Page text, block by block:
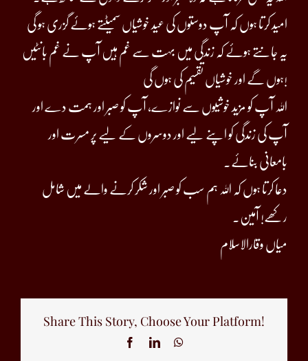
امید کرتا ہوں کہ آپ دوستوں کی عید خوشیاں سمیٹتے ہوئے گزری ہو گی
یہ جانتے ہوئے کہ زندگی میں بہت سے غم ہیں آپ نے غم بانٹیں
ہوں گے اور خوشیاں تقسیم کی ہوں گی!
اللہ آپ کو مزید خوشیوں سے نوازے، آپ کو صبر اور ہمت دے اور
آپ کی زندگی کو اپنے لیے اور دوسروں کے لیے پر مسرت اور
بامعانی بنائے۔
دعا کرتا ہوں کہ اللہ ہم سب کو صبر اور شکر کرنے والے میں شامل
رکھے! آمین۔
میاں وقارالاسلام
Share This Story, Choose Your Platform!
FacebookLinkedInWhatsApp